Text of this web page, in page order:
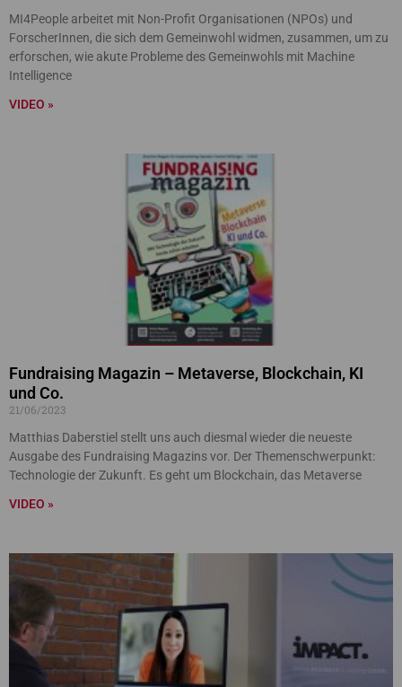
MI4People arbeitet mit Non-Profit Organisationen (NPOs) und
ForscherInnen, die sich dem Gemeinwohl widmen, zusammen, um zu
erforschen, wie akute Probleme des Gemeinwohls mit Machine
Intelligence
VIDEO »
Fundraising Magazin – Metaverse, Blockchain, KI
und Co.
21/06/2023
Matthias Daberstiel stellt uns auch diesmal wieder die neueste
Ausgabe des Fundraising Magazins vor. Der Themenschwerpunkt:
Technologie der Zukunft. Es geht um Blockchain, das Metaverse
VIDEO »